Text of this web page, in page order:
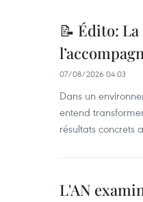
📝 Édito:
07/08/2026 04:03
Dans un
entend
résultats concrets
L'AN